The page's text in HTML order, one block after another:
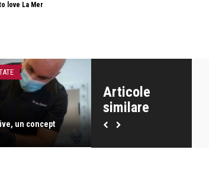
love La Mer
Articole
similare
un concept
revistatango
Gerovital Must Have, cele